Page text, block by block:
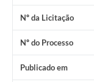
Nº da Licitação
Nº do Processo
Publicado em